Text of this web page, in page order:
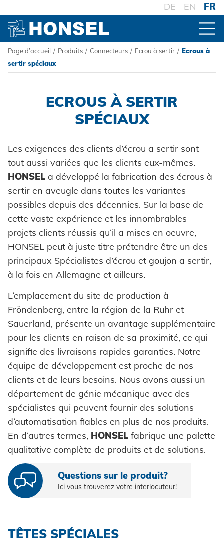
DE EN FR
PRODUITS
VUE D'ENSEMBLE DES PRODUITS
Rivets aveugles
Ecrou à sertir
Goujons a sertir en aveugle
Powertrain Fasteners
Pièces auto-sertissables
Pièces auto-perçantes
Coils
Rondelles à griffes
Entretoises
Bagues
Rivets industriels
Pièces spéciales
TRAITEMENT
Outillage de pose sur batterie
Outillage de pose oléopneumatique
Outillage de pose manuel
Pose pièces auto-sertissables
SYSTÈMES
Fixation à sertir auto-perçante
HONSEL
à l'aperçu
COMPÉTENCE
Page d’accueil / Produits / Connecteurs / Ecrou à sertir / Ecrous à
sertir spéciaux
ECROUS À SERTIR
SPÉCIAUX
Les exigences des clients d’écrou a sertir sont
tout aussi variées que les clients eux-mêmes.
HONSEL a développé la fabrication des écrous à
sertir en aveugle dans toutes les variantes
possibles depuis des décennies. Sur la base de
cette vaste expérience et les innombrables
projets clients réussis qu‘il a mises en oeuvre,
HONSEL peut à juste titre prétendre être un des
principaux Spécialistes d’écrou et goujon a sertir,
à la fois en Allemagne et ailleurs.
L‘emplacement du site de production à
Fröndenberg, entre la région de la Ruhr et
Sauerland, présente un avantage supplémentaire
pour les clients en raison de sa proximité, ce qui
signifie des livraisons rapides garanties. Notre
équipe de développement est proche de nos
clients et de leurs besoins. Nous avons aussi un
département de génie mécanique avec des
spécialistes qui peuvent fournir des solutions
d‘automatisation fiables en plus de nos produits.
En d‘autres termes, HONSEL fabrique une palette
qualitative complète de produits et de solutions.
Questions sur le produit?
Ici vous trouverez votre interlocuteur!
TÊTES SPÉCIALES